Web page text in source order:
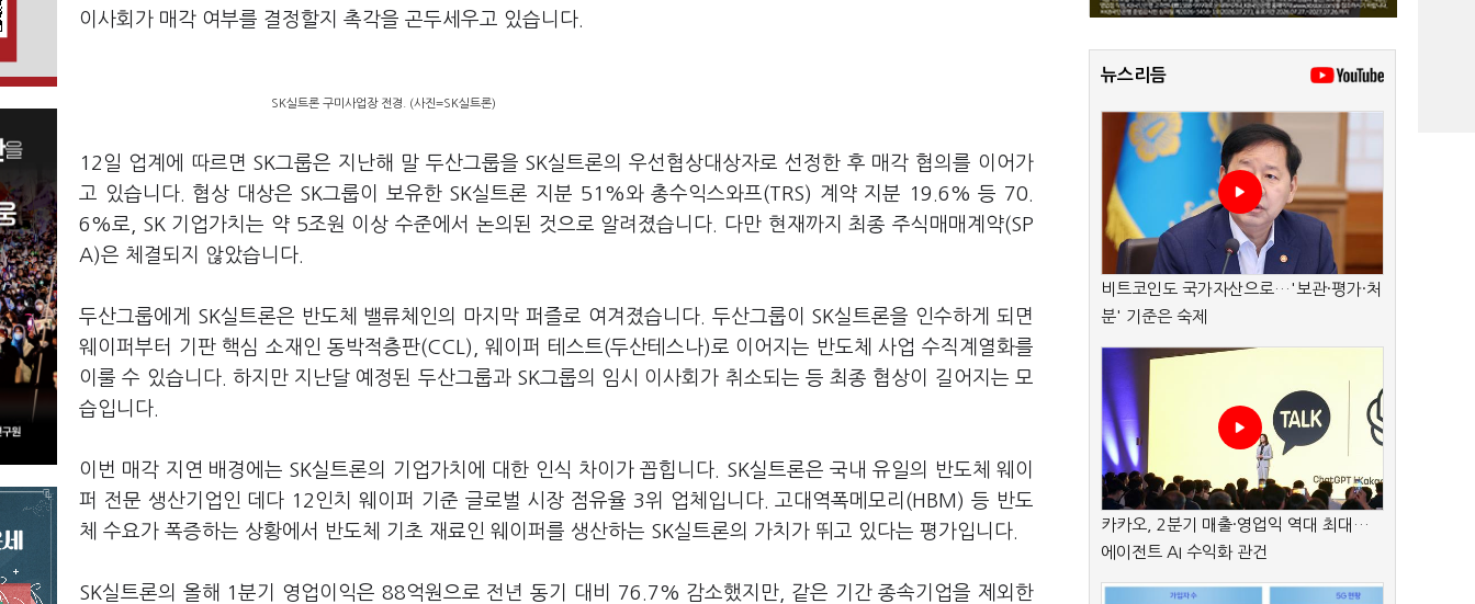
이사회가 매각 여부를 결정할지 촉각을 곤두세우고 있습니다.
SK실트론 구미사업장 전경. (사진=SK실트론)
12일 업계에 따르면 SK그룹은 지난해 말 두산그룹을 SK실트론의 우선협상대상자로 선정한 후 매각 협의를 이어가
고 있습니다. 협상 대상은 SK그룹이 보유한 SK실트론 지분 51%와 총수익스와프(TRS) 계약 지분 19.6% 등 70.
6%로, SK 기업가치는 약 5조원 이상 수준에서 논의된 것으로 알려졌습니다. 다만 현재까지 최종 주식매매계약(SP
A)은 체결되지 않았습니다.
두산그룹에게 SK실트론은 반도체 밸류체인의 마지막 퍼즐로 여겨졌습니다. 두산그룹이 SK실트론을 인수하게 되면
웨이퍼부터 기판 핵심 소재인 동박적층판(CCL), 웨이퍼 테스트(두산테스나)로 이어지는 반도체 사업 수직계열화를
이룰 수 있습니다. 하지만 지난달 예정된 두산그룹과 SK그룹의 임시 이사회가 취소되는 등 최종 협상이 길어지는 모
습입니다.
이번 매각 지연 배경에는 SK실트론의 기업가치에 대한 인식 차이가 꼽힙니다. SK실트론은 국내 유일의 반도체 웨이
퍼 전문 생산기업인 데다 12인치 웨이퍼 기준 글로벌 시장 점유율 3위 업체입니다. 고대역폭메모리(HBM) 등 반도
체 수요가 폭증하는 상황에서 반도체 기초 재료인 웨이퍼를 생산하는 SK실트론의 가치가 뛰고 있다는 평가입니다.
SK실트론의 올해 1분기 영업이익은 88억원으로 전년 동기 대비 76.7% 감소했지만, 같은 기간 종속기업을 제외한
뉴스리듬
비트코인도 국가자산으로…'보관·평가·처
분' 기준은 숙제
카카오, 2분기 매출·영업익 역대 최대…
에이전트 AI 수익화 관건